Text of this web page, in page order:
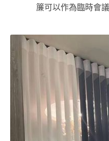
簾可以作為臨時會